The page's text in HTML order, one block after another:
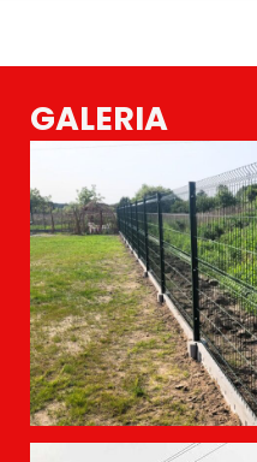
GALERIA